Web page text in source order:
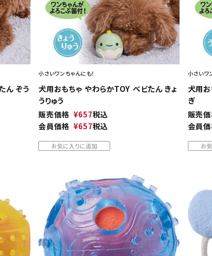
ん ぞう
小さいワンちゃんにも！
犬用おもちゃ やわらかTOY べビたん きょ
うりゅう
販売価格 ¥657税込
会員価格 ¥657税込
お気に入りに追加
小さいワ
犬用
ぎ
販売
会員
お